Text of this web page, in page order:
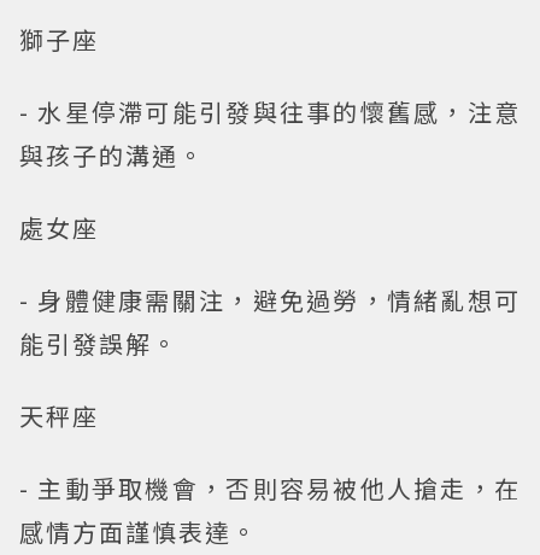
獅子座
- 水星停滯可能引發與往事的懷舊感，注意
與孩子的溝通。
處女座
- 身體健康需關注，避免過勞，情緒亂想可
能引發誤解。
天秤座
- 主動爭取機會，否則容易被他人搶走，在
感情方面謹慎表達。